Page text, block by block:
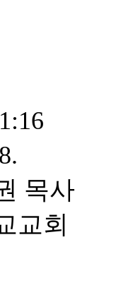
목사
교회